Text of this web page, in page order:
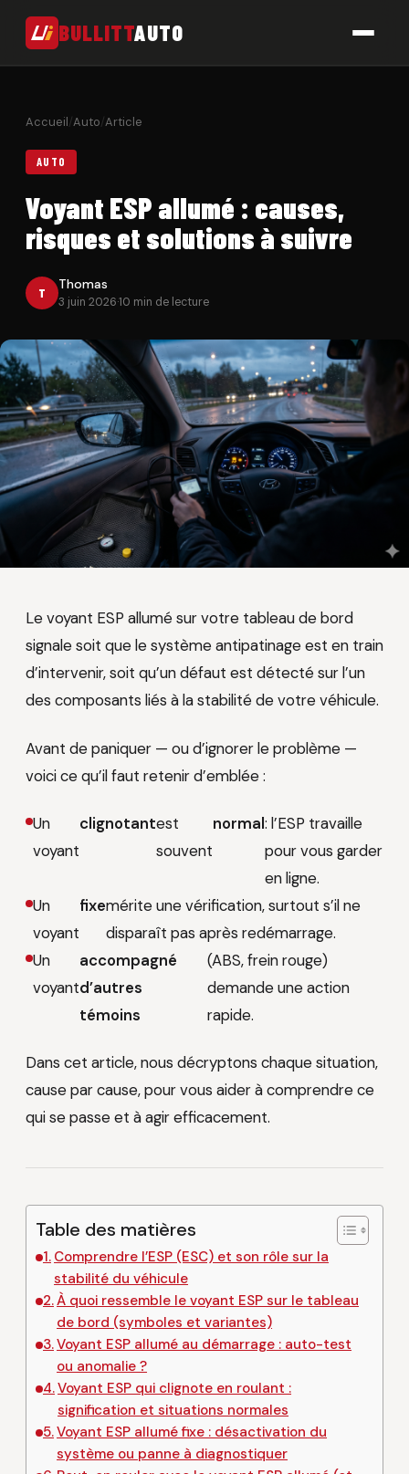
BULLITTAUTO
Moto
Contact
Accueil/Auto/Article
AUTO
Voyant ESP allumé : causes,
risques et solutions à suivre
T Thomas
3 juin 2026·10 min de lecture
Le voyant ESP allumé sur votre tableau de bord
signale soit que le système antipatinage est en train
d’intervenir, soit qu’un défaut est détecté sur l’un
des composants liés à la stabilité de votre véhicule.
Avant de paniquer — ou d’ignorer le problème —
voici ce qu’il faut retenir d’emblée :
Un
voyant
clignotantest
souvent
normal: l’ESP travaille
pour vous garder
en ligne.
Un
voyant
fixemérite une vérification, surtout s’il ne
disparaît pas après redémarrage.
Un
voyant
accompagné
d’autres
témoins
(ABS, frein rouge)
demande une action
rapide.
Dans cet article, nous décryptons chaque situation,
cause par cause, pour vous aider à comprendre ce
qui se passe et à agir efficacement.
Table des matières
Comprendre l’ESP (ESC) et son rôle sur la
stabilité du véhicule
À quoi ressemble le voyant ESP sur le tableau
de bord (symboles et variantes)
Voyant ESP allumé au démarrage : auto-test
ou anomalie ?
Voyant ESP qui clignote en roulant :
signification et situations normales
Voyant ESP allumé fixe : désactivation du
système ou panne à diagnostiquer